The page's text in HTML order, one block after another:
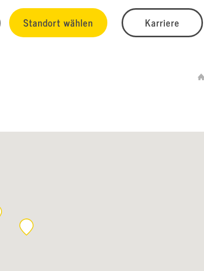
Standort wählen Karriere